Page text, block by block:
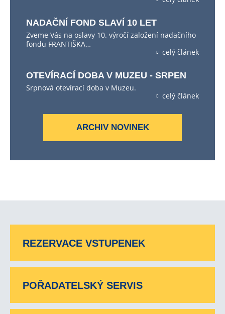
NADAČNÍ FOND SLAVÍ 10 LET
Zveme Vás na oslavy 10. výročí založení nadačního
fondu FRANTIŠKA…
celý článek
OTEVÍRACÍ DOBA V MUZEU - SRPEN
Srpnová otevírací doba v Muzeu.
celý článek
ARCHIV NOVINEK
REZERVACE VSTUPENEK
POŘADATELSKÝ SERVIS